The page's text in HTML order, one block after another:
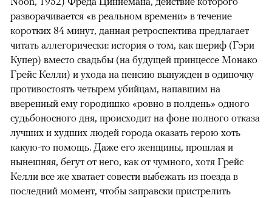
разворачивается «в реальном времени» в течение
коротких 84 минут, данная ретроспектива предлагает
читать аллегорически: история о том, как шериф (Гэри
Купер) вместо свадьбы (на будущей принцессе Монако
Грейс Келли) и ухода на пенсию вынужден в одиночку
противостоять четырем убийцам, напавшим на
вверенный ему городишко «ровно в полдень» одного
судьбоносного дня, происходит на фоне полного отказа
лучших и худших людей города оказать герою хоть
какую-то помощь. Даже его женщины, прошлая и
нынешняя, бегут от него, как от чумного, хотя Грейс
Келли все же хватает совести выбежать из поезда в
последний момент, чтобы заправски пристрелить